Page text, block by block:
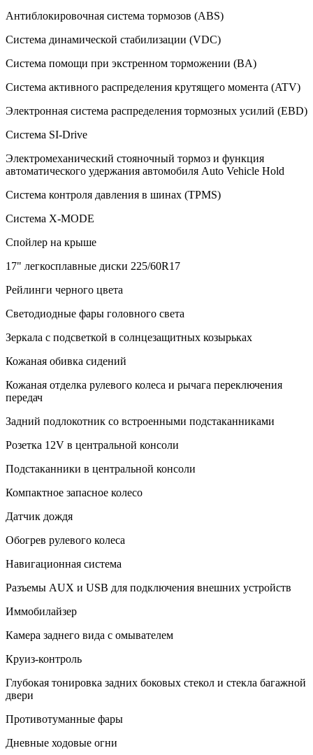
Антиблокировочная система тормозов (ABS)
Система динамической стабилизации (VDC)
Система помощи при экстренном торможении (BA)
Система активного распределения крутящего момента (ATV)
Электронная система распределения тормозных усилий (EBD)
Система SI-Drive
Электромеханический стояночный тормоз и функция
автоматического удержания автомобиля Auto Vehicle Hold
Система контроля давления в шинах (TPMS)
Система X-MODE
Спойлер на крыше
17" легкосплавные диски 225/60R17
Рейлинги черного цвета
Светодиодные фары головного света
Зеркала с подсветкой в солнцезащитных козырьках
Кожаная обивка сидений
Кожаная отделка рулевого колеса и рычага переключения
передач
Задний подлокотник со встроенными подстаканниками
Розетка 12V в центральной консоли
Подстаканники в центральной консоли
Компактное запасное колесо
Датчик дождя
Обогрев рулевого колеса
Навигационная система
Разъемы AUX и USB для подключения внешних устройств
Иммобилайзер
Камера заднего вида с омывателем
Круиз-контроль
Глубокая тонировка задних боковых стекол и стекла багажной
двери
Противотуманные фары
Дневные ходовые огни